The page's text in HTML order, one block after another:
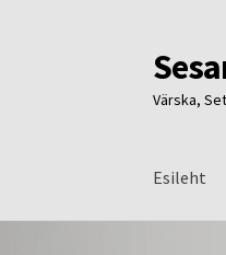
Liigu
Liigu
sisu
juurde
Värska,
Esileht